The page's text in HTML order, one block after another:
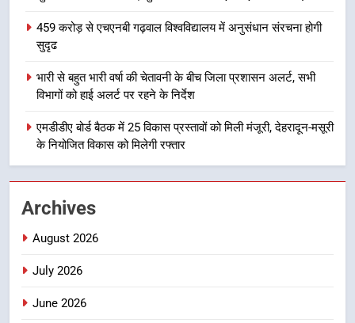
उत्तराखण्ड
1
मुख्यमंत्री धामी बोले- युवाओं को रोजगार
देना सरकार की सर्वोच्च प्राथमिकता, आने
भर्ती
2
459 करोड़ से एचएनबी गढ़वाल विश्वविद्यालय में अनुसंधान संरचना होगी
सुदृढ
भारी से बहुत भारी वर्षा की चेतावनी के बीच जिला प्रशासन अलर्ट, सभी
विभागों को हाई अलर्ट पर रहने के निर्देश
एमडीडीए बोर्ड बैठक में 25 विकास प्रस्तावों को मिली मंजूरी, देहरादून-मसूरी
के नियोजित विकास को मिलेगी रफ्तार
Archives
August 2026
July 2026
June 2026